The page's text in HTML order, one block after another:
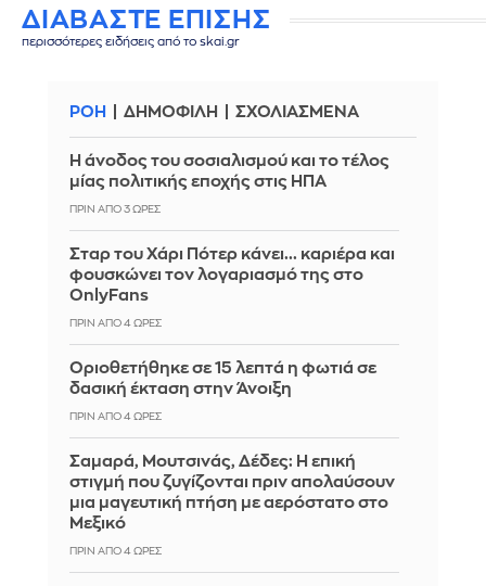
ΔΙΑΒΑΣΤΕ ΕΠΙΣΗΣ
περισσότερες ειδήσεις από το skai.gr
ΡΟΗ ΔΗΜΟΦΙΛΗ ΣΧΟΛΙΑΣΜΕΝΑ
Η άνοδος του σοσιαλισμού και το τέλος
μίας πολιτικής εποχής στις ΗΠΑ
ΠΡΙΝ ΑΠΌ 3 ΏΡΕΣ
Σταρ του Χάρι Πότερ κάνει... καριέρα και
φουσκώνει τον λογαριασμό της στο
OnlyFans
ΠΡΙΝ ΑΠΌ 4 ΏΡΕΣ
Οριοθετήθηκε σε 15 λεπτά η φωτιά σε
δασική έκταση στην Άνοιξη
ΠΡΙΝ ΑΠΌ 4 ΏΡΕΣ
Σαμαρά, Μουτσινάς, Δέδες: Η επική
στιγμή που ζυγίζονται πριν απολαύσουν
μια μαγευτική πτήση με αερόστατο στο
Μεξικό
ΠΡΙΝ ΑΠΌ 4 ΏΡΕΣ